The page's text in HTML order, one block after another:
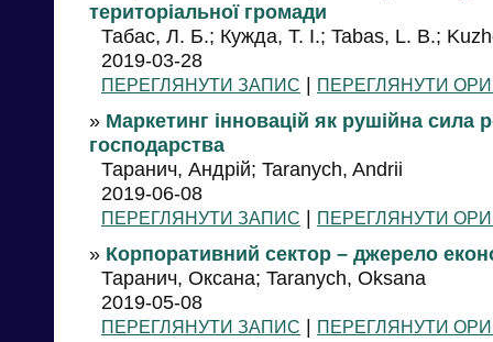
територіальної громади
Табас, Л. Б.; Кужда, Т. І.; Tabas, L. B.;
2019-03-28
ПЕРЕГЛЯНУТИ ЗАПИС | ПЕРЕГЛЯНУТИ
» Маркетинг інновацій як рушійна сила
господарства
Таранич, Андрій; Taranych, Andrii
2019-06-08
ПЕРЕГЛЯНУТИ ЗАПИС | ПЕРЕГЛЯНУТИ
» Корпоративний сектор – джерело
Таранич, Оксана; Taranych, Oksana
2019-05-08
ПЕРЕГЛЯНУТИ ЗАПИС | ПЕРЕГЛЯНУТИ